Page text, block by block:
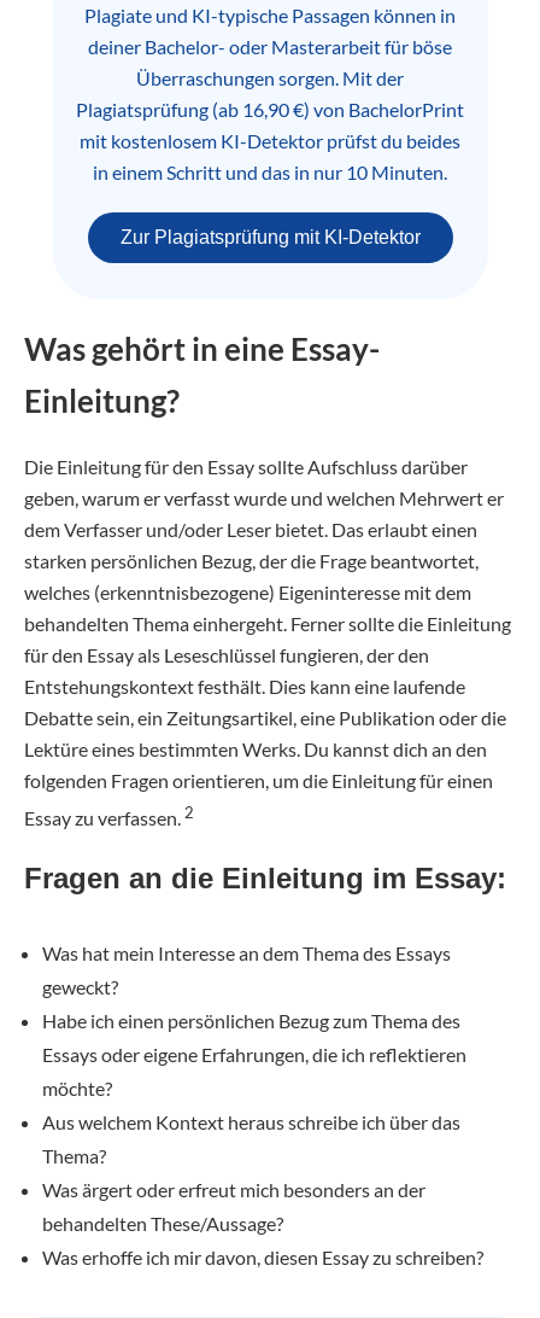
Plagiate und KI-typische Passagen können in
deiner Bachelor- oder Masterarbeit für böse
Überraschungen sorgen. Mit der
Plagiatsprüfung (ab 16,90 €) von BachelorPrint
mit kostenlosem KI-Detektor prüfst du beides
in einem Schritt und das in nur 10 Minuten.
Zur Plagiatsprüfung mit KI-Detektor
Was gehört in eine Essay-
Einleitung?
Die Einleitung für den Essay sollte Aufschluss darüber
geben, warum er verfasst wurde und welchen Mehrwert er
dem Verfasser und/oder Leser bietet. Das erlaubt einen
starken persönlichen Bezug, der die Frage beantwortet,
welches (erkenntnisbezogene) Eigeninteresse mit dem
behandelten Thema einhergeht. Ferner sollte die Einleitung
für den Essay als Leseschlüssel fungieren, der den
Entstehungskontext festhält. Dies kann eine laufende
Debatte sein, ein Zeitungsartikel, eine Publikation oder die
Lektüre eines bestimmten Werks. Du kannst dich an den
folgenden Fragen orientieren, um die Einleitung für einen
Essay zu verfassen.2
Fragen an die Einleitung im Essay:
Was hat mein Interesse an dem Thema des Essays
geweckt?
Habe ich einen persönlichen Bezug zum Thema des
Essays oder eigene Erfahrungen, die ich reflektieren
möchte?
Aus welchem Kontext heraus schreibe ich über das
Thema?
Was ärgert oder erfreut mich besonders an der
behandelten These/Aussage?
Was erhoffe ich mir davon, diesen Essay zu schreiben?